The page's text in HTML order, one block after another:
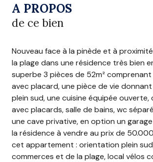
A PROPOS
de ce bien
Nouveau face à la pinède et à
la plage dans une résidence très bien
superbe 3 pièces de 52m² comprenant
avec placard, une pièce de vie
plein sud, une cuisine équipée ouverte,
avec placards, salle de bains, wc
une cave privative, en option un garage
la résidence à vendre au prix de
cet appartement : orientation plein
commerces et de la plage, local vélos